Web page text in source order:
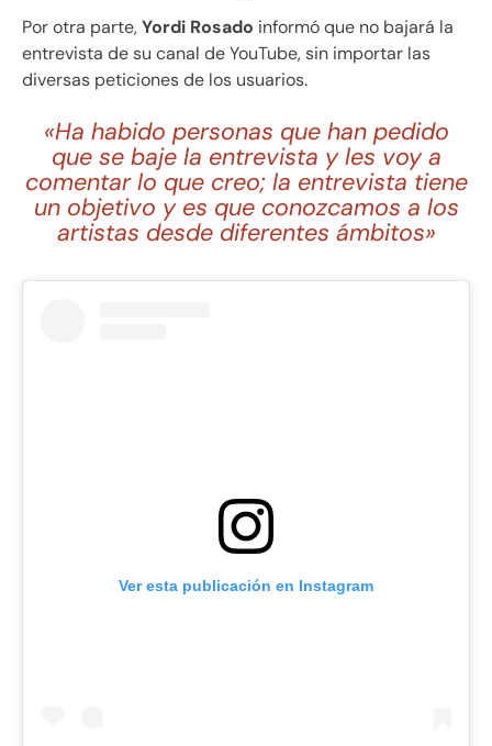
Por otra parte,Yordi Rosado informó que no bajará la
entrevista de su canal de YouTube, sin importar las
diversas peticiones de los usuarios.
«Ha habido personas que han pedido
que se baje la entrevista y les voy a
comentar lo que creo; la entrevista tiene
un objetivo y es que conozcamos a los
artistas desde diferentes ámbitos»
Ver esta publicación en Instagram